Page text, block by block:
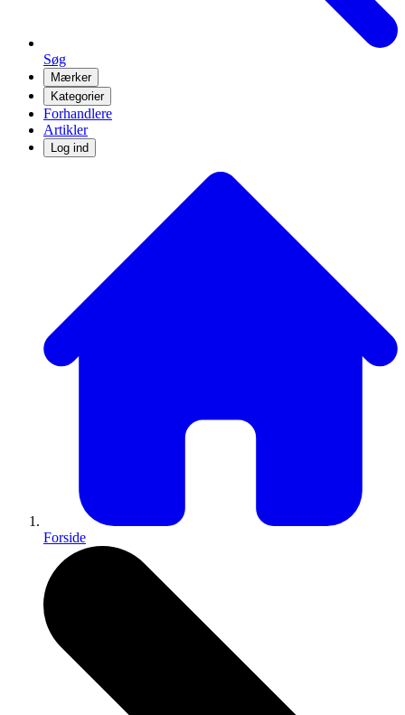
Søg
Mærker
Kategorier
Forhandlere
Artikler
Log ind
Forside